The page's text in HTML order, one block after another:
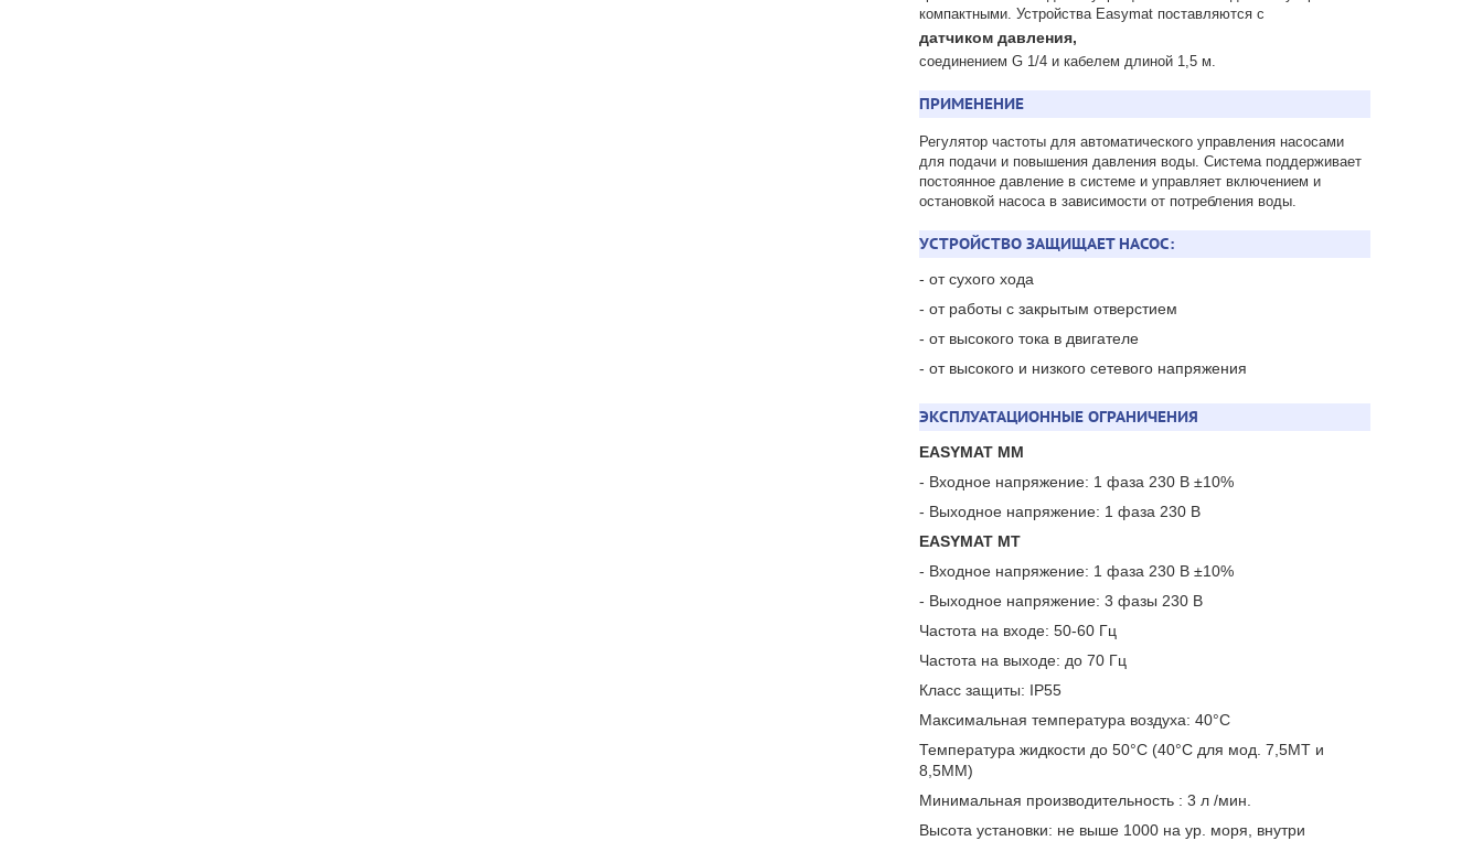
компактными. Устройства Easymat поставляются с
датчиком давления,
соединением G 1/4 и кабелем длиной 1,5 м.
ПРИМЕНЕНИЕ
Регулятор частоты для автоматического управления насосами
для подачи и повышения давления воды. Система поддерживает
постоянное давление в системе и управляет включением и
остановкой насоса в зависимости от потребления воды.
УСТРОЙСТВО ЗАЩИЩАЕТ НАСОС:
- от сухого хода
- от работы с закрытым отверстием
- от высокого тока в двигателе
- от высокого и низкого сетевого напряжения
ЭКСПЛУАТАЦИОННЫЕ ОГРАНИЧЕНИЯ
EASYMAT MM
- Входное напряжение: 1 фаза 230 В ±10%
- Выходное напряжение: 1 фаза 230 В
EASYMAT MT
- Входное напряжение: 1 фаза 230 В ±10%
- Выходное напряжение: 3 фазы 230 В
Частота на входе: 50-60 Гц
Частота на выходе: до 70 Гц
Класс защиты: IP55
Максимальная температура воздуха: 40°C
Температура жидкости до 50°C (40°C для мод. 7,5МТ и
8,5ММ)
Минимальная производительность : 3 л /мин.
Высота установки: не выше 1000 на ур. моря, внутри